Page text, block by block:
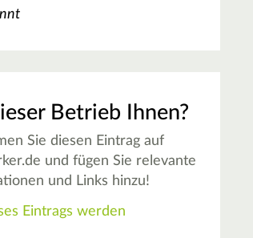
Betrieb Ihnen?
Sie diesen Eintrag auf
und fügen Sie relevante
und Links hinzu!
Eintrags werden